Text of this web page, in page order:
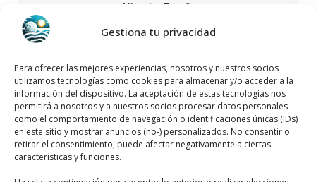
Gestiona tu privacidad
Para ofrecer las mejores experiencias, nosotros y nuestros socios
utilizamos tecnologías como cookies para almacenar y/o acceder a la
información del dispositivo. La aceptación de estas tecnologías nos
permitirá a nosotros y a nuestros socios procesar datos personales
como el comportamiento de navegación o identificaciones únicas (IDs)
en este sitio y mostrar anuncios (no-) personalizados. No consentir o
retirar el consentimiento, puede afectar negativamente a ciertas
características y funciones.
Alicante, España
Provincia: Alicante
Categoría:Cajeros Automáticos
Teléfono:+34 913 34 07 61
Sitio web:www.euroautomaticcash.es
Opiniones:Los clientes lo han valorado con 4,0/5
y cuenta con más de 8 opiniones.